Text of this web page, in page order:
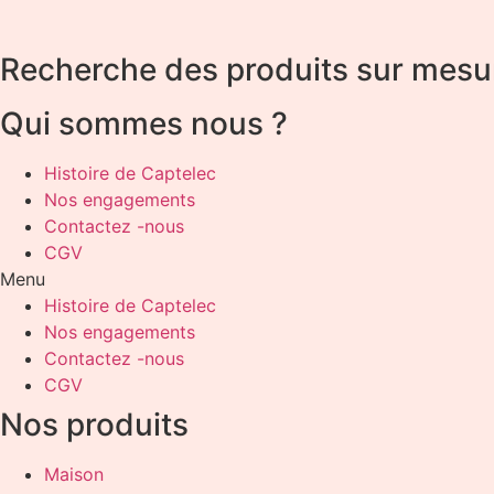
Recherche des produits sur
Qui sommes nous ?
Histoire de Captelec
Nos engagements
Contactez -nous
CGV
Menu
Histoire de Captelec
Nos engagements
Contactez -nous
CGV
Nos produits
Maison